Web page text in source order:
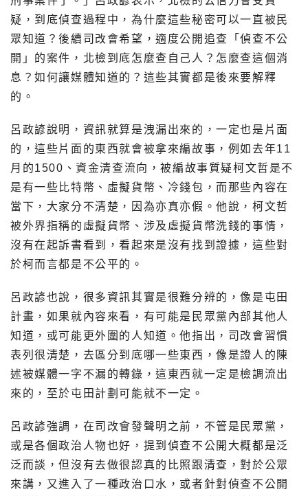
疑，到底偵查過程中，為什麼這些秘密可以一直被民
眾知道？後續司改會希望，適度公開追查「偵查不公
開」的案件，北檢到底怎麼查自己人？怎麼查這個消
息？如何讓媒體知道的？這些其實都是後來要解釋
的。
呂政諺說明，資訊就算是洩漏出來的，一定也是片面
的，這些片面的東西就會被拿來編故事，例如去年11
月的1500、資金清查流向，被編故事質疑柯文哲是不
是有一些比特幣、虛擬貨幣、冷錢包，而那些內容在
當下，大家分不清楚，因為亦真亦假。他說，柯文哲
被外界指稱的虛擬貨幣、涉及虛擬貨幣洗錢的事情，
沒有在起訴書看到，看起來是沒有找到證據，這些對
於柯而言都是不公平的。
呂政諺也說，很多資訊其實是很難分辨的，像是屯田
計畫，如果就內容來看，有可能是民眾黨內部其他人
知道，或可能更外圍的人知道。他指出，司改會習慣
表列很清楚，去區分到底哪一些東西，像是證人的陳
述被媒體一字不漏的轉錄，這東西就一定是檢調流出
來的，至於屯田計劃可能就不一定。
呂政諺強調，在司改會發聲明之前，不管是民眾黨，
或是各個政治人物也好，提到偵查不公開大概都是泛
泛而談，但沒有去做很認真的比照跟清查，對於公眾
來講，又進入了一種政治口水，或者針對偵查不公開